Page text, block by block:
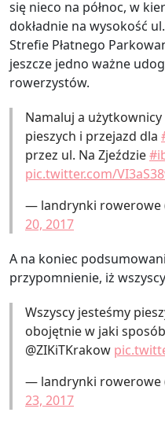
się nieco na północ, w
dokładnie na wysokość
Strefie Płatnego
jeszcze jedno ważne
rowerzystów.
Namaluj a
pieszych i przejazd dla
przez ul. Na Zjeździe
pic.twitter.com/
— landrynki rowerowe
20, 2017
A na koniec
przypomnienie, iż
Wszyscy jesteśmy
obojętnie w jaki
@ZIKiTKrakow
— landrynki rowerowe
23, 2017